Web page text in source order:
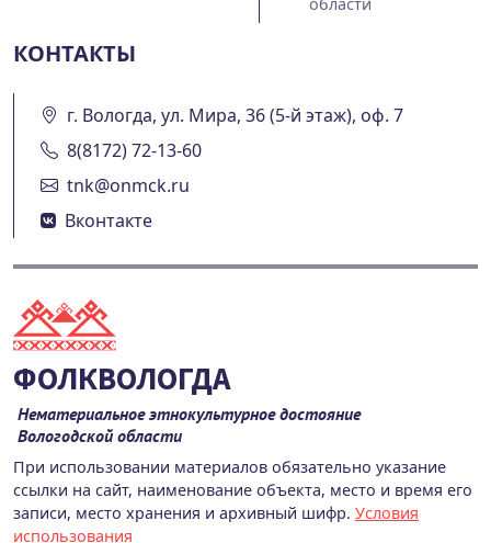
КОНТАКТЫ
г. Вологда, ул. Мира, 36 (5-й этаж), оф. 7
8(8172) 72-13-60
tnk@onmck.ru
Вконтакте
ФОЛКВОЛОГДА
Нематериальное этнокультурное достояние
Вологодской области
При использовании материалов обязательно указание
ссылки на сайт, наименование объекта, место и время его
записи, место хранения и архивный шифр. Условия
использования